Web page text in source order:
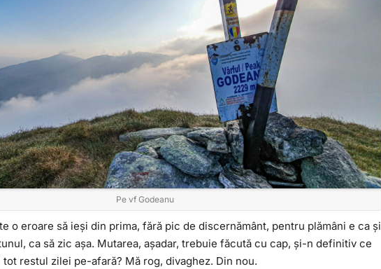
Pe vf Godeanu
o eroare să ieși din prima, fără pic de discernământ, pentru plămâni e ca și
ca să zic așa. Mutarea, așadar, trebuie făcută cu cap, și-n definitiv ce
tot restul zilei pe-afară? Mă rog, divaghez. Din nou.